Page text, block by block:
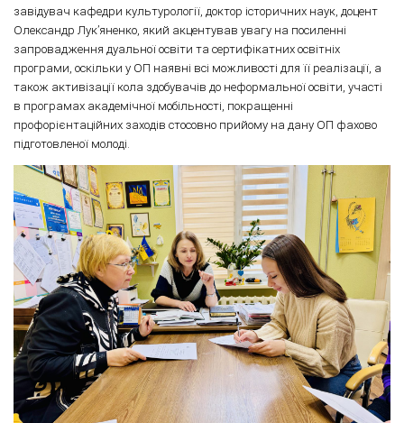
завідувач кафедри культурології, доктор історичних наук, доцент
Олександр Лук’яненко, який акцентував увагу на посиленні
запровадження дуальної освіти та сертифікатних освітніх
програми, оскільки у ОП наявні всі можливості для її реалізації, а
також активізації кола здобувачів до неформальної освіти, участі
в програмах академічної мобільності, покращенні
профорієнтаційних заходів стосовно прийому на дану ОП фахово
підготовленої молоді.